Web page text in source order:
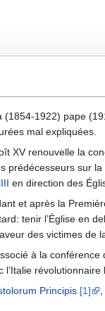
(1854-1922) pape
mal expliquées.
XV renouvelle la
prédécesseurs sur
en direction des
et après la
tenir l’Église en
des victimes de
à la
révolutionnaire
Principis [1]